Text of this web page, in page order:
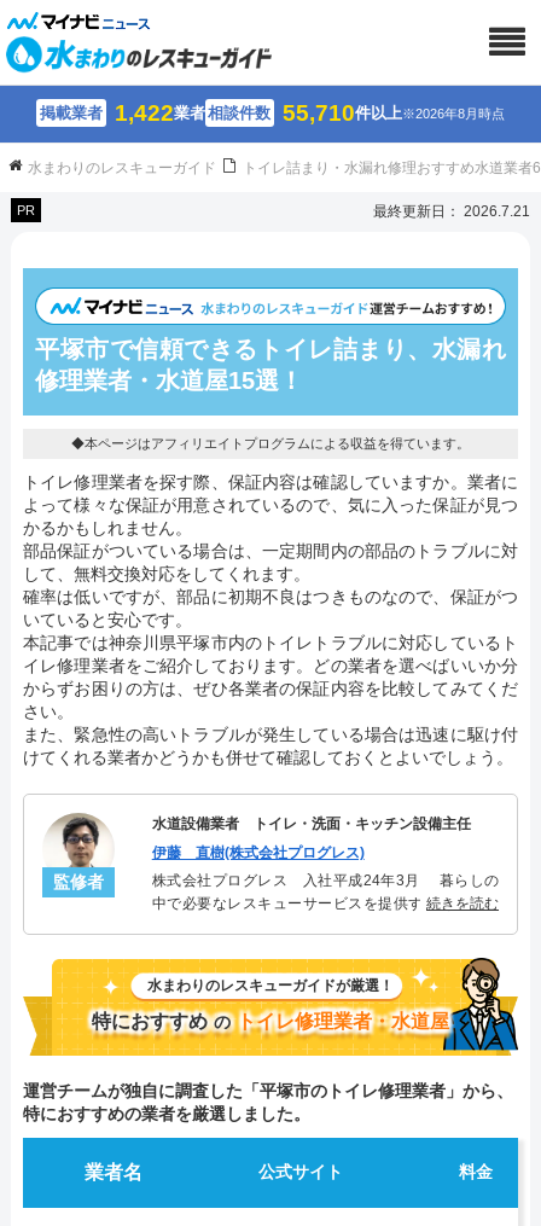
掲載業者 1,422業者相談件数 55,710件以上※2026年8月時点
水まわりのレスキューガイド トイレ詰まり・水漏れ修理おすすめ水道業
PR 最終更新日： 2026.7.21
平塚市で信頼できるトイレ詰まり、水漏れ
修理業者・水道屋15選！
◆本ページはアフィリエイトプログラムによる収益を得ています。
トイレ修理業者を探す際、保証内容は確認していますか。業者に
よって様々な保証が用意されているので、気に入った保証が見つ
かるかもしれません。
部品保証がついている場合は、一定期間内の部品のトラブルに対
して、無料交換対応をしてくれます。
確率は低いですが、部品に初期不良はつきものなので、保証がつ
いていると安心です。
本記事では神奈川県平塚市内のトイレトラブルに対応しているト
イレ修理業者をご紹介しております。どの業者を選べばいいか分
からずお困りの方は、ぜひ各業者の保証内容を比較してみてくだ
さい。
また、緊急性の高いトラブルが発生している場合は迅速に駆け付
けてくれる業者かどうかも併せて確認しておくとよいでしょう。
監修者
水道設備業者 トイレ・洗面・キッチン設備主任
伊藤 直樹(株式会社プログレス)
株式会社プログレス 入社平成24年3月 暮らしの
中で必要なレスキューサービスを提供する株式会社
トイレ・洗面・キッチン関連のトラブルを解決。多
くのお客様に信頼される「トイレ・洗面・キッチ
ン」のスペシャリスト。
続きを読む
水まわりのレスキューガイドが厳選！
特におすすめ の トイレ修理業者・水道屋
運営チームが独自に調査した「平塚市のトイレ修理業者」から、
特におすすめの業者を厳選しました。
業者名 公式サイト 料金